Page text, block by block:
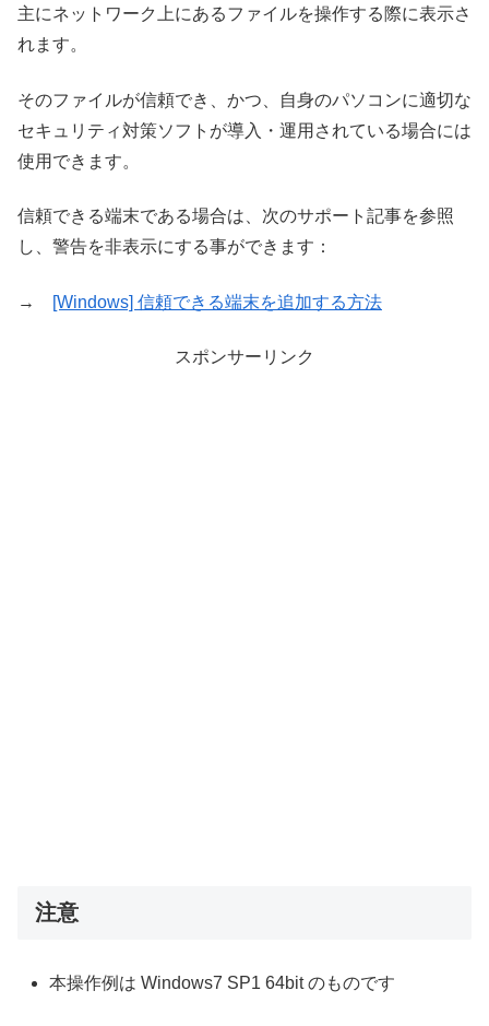
主にネットワーク上にあるファイルを操作する際に表示さ
れます。
そのファイルが信頼でき、かつ、自身のパソコンに適切な
セキュリティ対策ソフトが導入・運用されている場合には
使用できます。
信頼できる端末である場合は、次のサポート記事を参照
し、警告を非表示にする事ができます：
→ [Windows] 信頼できる端末を追加する方法
スポンサーリンク
注意
本操作例は Windows7 SP1 64bit のものです